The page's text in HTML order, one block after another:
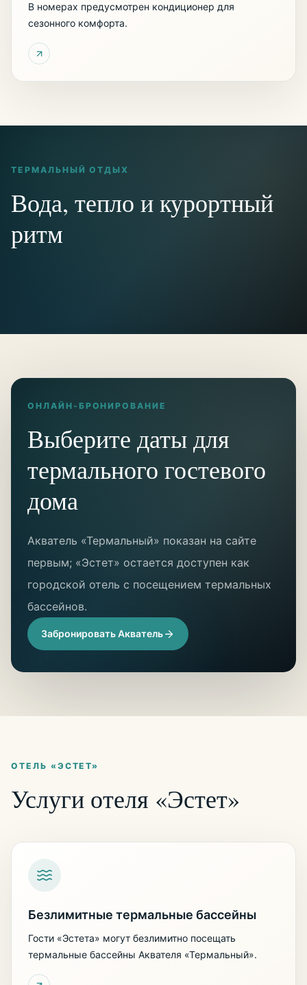
В номерах предусмотрен кондиционер для
сезонного комфорта.
ТЕРМАЛЬНЫЙ ОТДЫХ
Вода, тепло и курортный
ритм
ОНЛАЙН-БРОНИРОВАНИЕ
Выберите даты для
термального гостевого
дома
Акватель «Термальный» показан на сайте
первым; «Эстет» остается доступен как
городской отель с посещением термальных
бассейнов.
Забронировать Акватель
ОТЕЛЬ «ЭСТЕТ»
Услуги отеля «Эстет»
Безлимитные термальные бассейны
Гости «Эстета» могут безлимитно посещать
термальные бассейны Аквателя «Термальный».